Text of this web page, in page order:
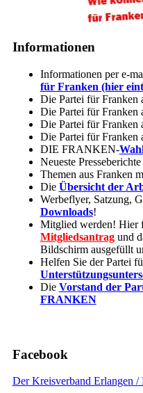
Informationen
Informationen per e-
für Franken (hier
Die Partei für Franken
Die Partei für Franken
Die Partei für Franken
Die Partei für Franken
DIE FRANKEN-
Neueste
Themen aus Franken
Die Übersicht der
Werbeflyer, Satzung,
Downloads!
Mitglied werden! Hier
Mitgliedsantragund
Bildschirm ausgefüllt
Helfen Sie der Partei
Die Vorstand der
FRANKEN
Facebook
Der Kreisverband Erlangen /